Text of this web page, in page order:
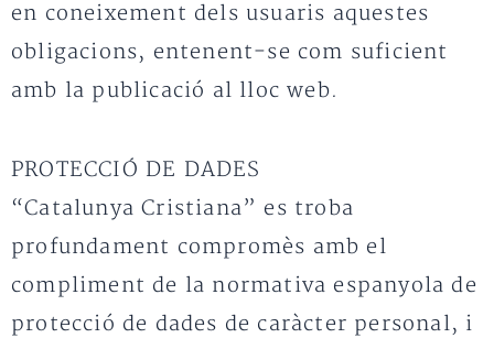
en coneixement dels usuaris aquestes
obligacions, entenent-se com suficient
amb la publicació al lloc web.
PROTECCIÓ DE DADES
“Catalunya Cristiana” es troba
profundament compromès amb el
compliment de la normativa espanyola de
protecció de dades de caràcter personal, i